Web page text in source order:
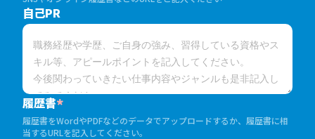
自己PR
履歴書*
履歴書をWordやPDFなどのデータでアップロードするか、履歴書に相
当するURLを記入してください。